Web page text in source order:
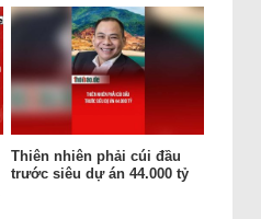
Thiên nhiên phải cúi đầu
trước siêu dự án 44.000 tỷ